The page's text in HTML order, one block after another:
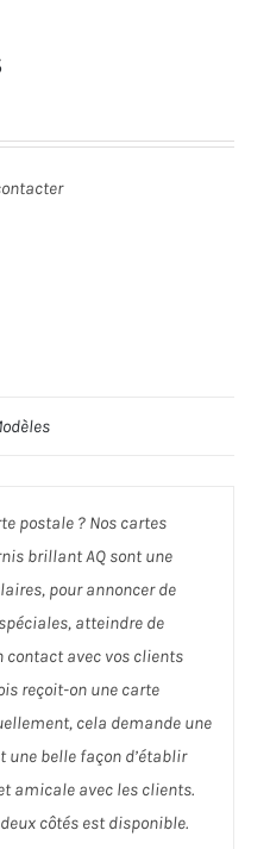
postale ? Nos cartes
brillant AQ sont une
pour annoncer de
atteindre de
contact avec vos clients
reçoit-on une carte
cela demande une
une belle façon d’établir
amicale avec les clients.
côtés est disponible.